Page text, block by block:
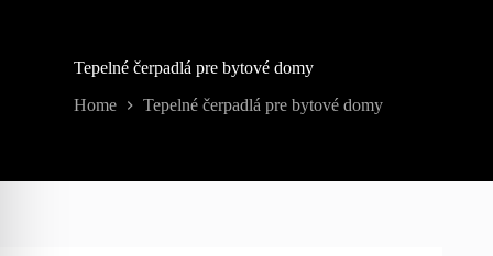
Tepelné čerpadlá pre bytové domy
Home Tepelné čerpadlá pre bytové domy